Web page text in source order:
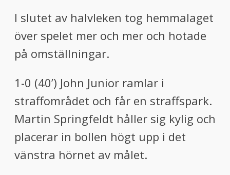
I slutet av halvleken tog hemmalaget
över spelet mer och mer och hotade
på omställningar.
1-0 (40’) John Junior ramlar i
straffområdet och får en straffspark.
Martin Springfeldt håller sig kylig och
placerar in bollen högt upp i det
vänstra hörnet av målet.